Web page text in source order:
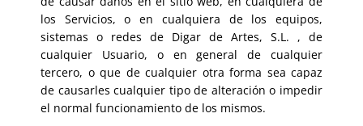
los Servicios, o en cualquiera de los equipos,
sistemas o redes de Digar de Artes, S.L. , de
cualquier Usuario, o en general de cualquier
tercero, o que de cualquier otra forma sea capaz
de causarles cualquier tipo de alteración o impedir
el normal funcionamiento de los mismos.